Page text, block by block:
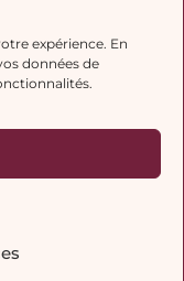
expérience. En
données de